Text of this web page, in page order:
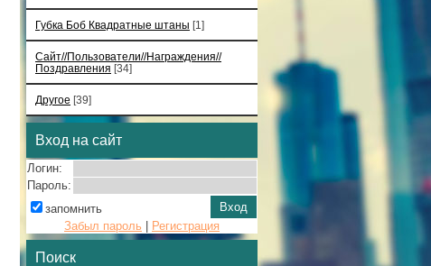
Губка Боб Квадратные штаны [1]
Сайт//Пользователи//Награждения//
Поздравления [34]
Другое [39]
Вход на сайт
Логин:
Пароль:
запомнить
Забыл пароль
Регистрация
Поиск